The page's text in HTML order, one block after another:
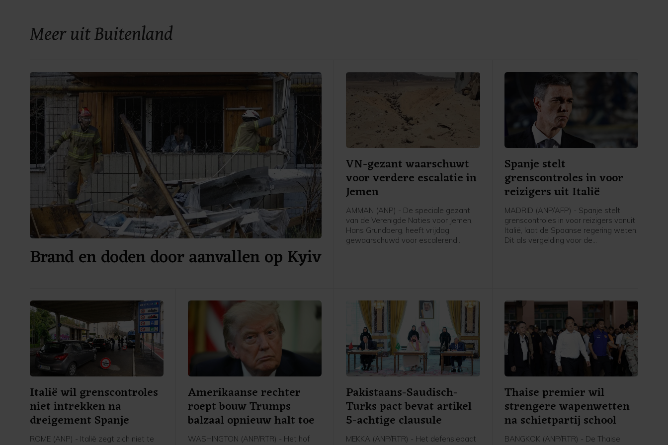
Meer uit Buitenland
Brand en doden door aanvallen op Kyiv
VN-gezant waarschuwt
voor verdere escalatie in
Jemen
AMMAN (ANP) - De speciale gezant
van de Verenigde Naties voor Jemen,
Hans Grundberg, heeft vrijdag
gewaarschuwd voor escalerend
2022", schreef hij op X.
Spanje stelt
grenscontroles in voor
reizigers uit Italië
MADRID (ANP/AFP) - Spanje stelt
grenscontroles in voor reizigers vanuit
Italië, laat de Spaanse regering weten.
Dit als vergelding voor de
grenscontroles gaan zaterdag in en
meldt het Spaanse ministerie van
Binnenlandse Zaken in een verklaring.
Italië wil grenscontroles
niet intrekken na
dreigement Spanje
ROME (ANP) - Italië zegt zich niet te
Amerikaanse rechter
roept bouw Trumps
balzaal opnieuw halt toe
WASHINGTON (ANP/RTR) - Het hof
Pakistaans-Saudisch-
Turks pact bevat artikel
5-achtige clausule
MEKKA (ANP/RTR) - Het defensiepact
Thaise premier wil
strengere wapenwetten
na schietpartij school
BANGKOK (ANP/RTR) - De Thaise